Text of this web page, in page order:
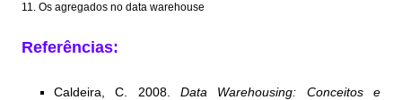
11. Os agregados no data warehouse
Referências:
Caldeira, C. 2008. Data Warehousing: Conceitos e